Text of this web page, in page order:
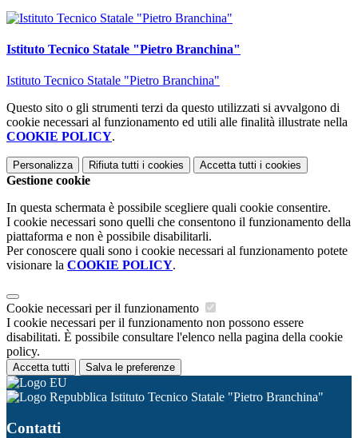
Istituto Tecnico Statale "Pietro Branchina"
Istituto Tecnico Statale "Pietro Branchina"
Questo sito o gli strumenti terzi da questo utilizzati si avvalgono di
cookie necessari al funzionamento ed utili alle finalità illustrate nella
COOKIE POLICY.
Personalizza Rifiuta tutti i cookies Accetta tutti i cookies
Gestione cookie
In questa schermata è possibile scegliere quali cookie consentire.
I cookie necessari sono quelli che consentono il funzionamento della
piattaforma e non è possibile disabilitarli.
Per conoscere quali sono i cookie necessari al funzionamento potete
visionare la COOKIE POLICY.
Cookie necessari per il funzionamento
I cookie necessari per il funzionamento non possono essere
disabilitati. È possibile consultare l'elenco nella pagina della cookie
policy.
Accetta tutti Salva le preferenze
Istituto Tecnico Statale "Pietro Branchina"
Contatti